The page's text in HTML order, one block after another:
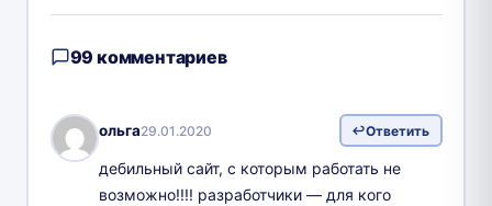
99 комментариев
ольга29.01.2020 Ответить
дебильный сайт, с которым работать не
возможно!!!! разработчики — для кого